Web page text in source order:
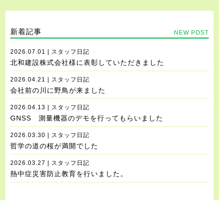
新着記事 NEW POST
2026.07.01 | スタッフ日記
北和建設株式会社様に表彰していただきました
2026.04.21 | スタッフ日記
会社前の川に野鳥が来ました
2026.04.13 | スタッフ日記
GNSS 測量機器のデモを行ってもらいました
2026.03.30 | スタッフ日記
哲学の道の桜が満開でした
2026.03.27 | スタッフ日記
熱中症災害防止教育を行いました。